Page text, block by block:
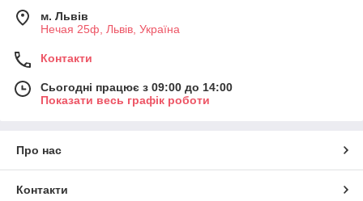
м. Львів
Нечая 25ф, Львів, Україна
Контакти
Сьогодні працює з 09:00 до 14:00
Показати весь графік роботи
Про нас
Контакти